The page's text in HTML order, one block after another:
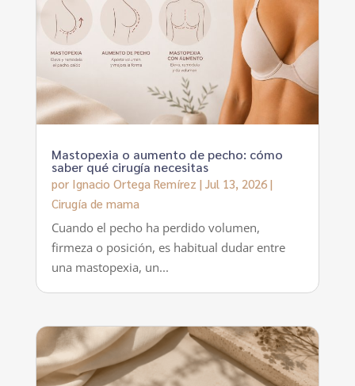
Mastopexia o aumento de pecho: cómo
saber qué cirugía necesitas
por Ignacio Ortega Remírez | Jul 13, 2026|
Cirugía de mama
Cuando el pecho ha perdido volumen,
firmeza o posición, es habitual dudar entre
una mastopexia, un...